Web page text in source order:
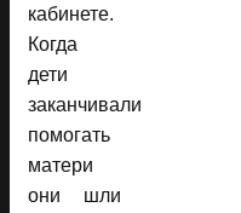
кабинете.
Когда
дети
заканчивали
помогать
матери
они шли